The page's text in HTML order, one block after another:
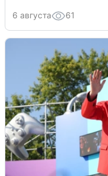
6 августа 61